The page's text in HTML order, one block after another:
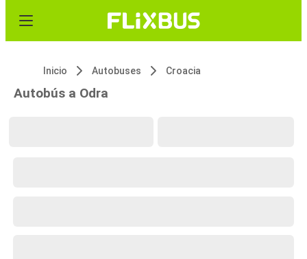
Inicio Autobuses Croacia
Autobús a Odra